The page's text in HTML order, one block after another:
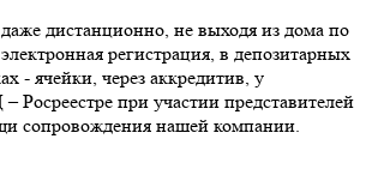
дистанционно, не выходя из дома по
регистрация, в депозитарных
- ячейки, через аккредитив, у
Росреестре при участии представителей
сопровождения нашей компании.